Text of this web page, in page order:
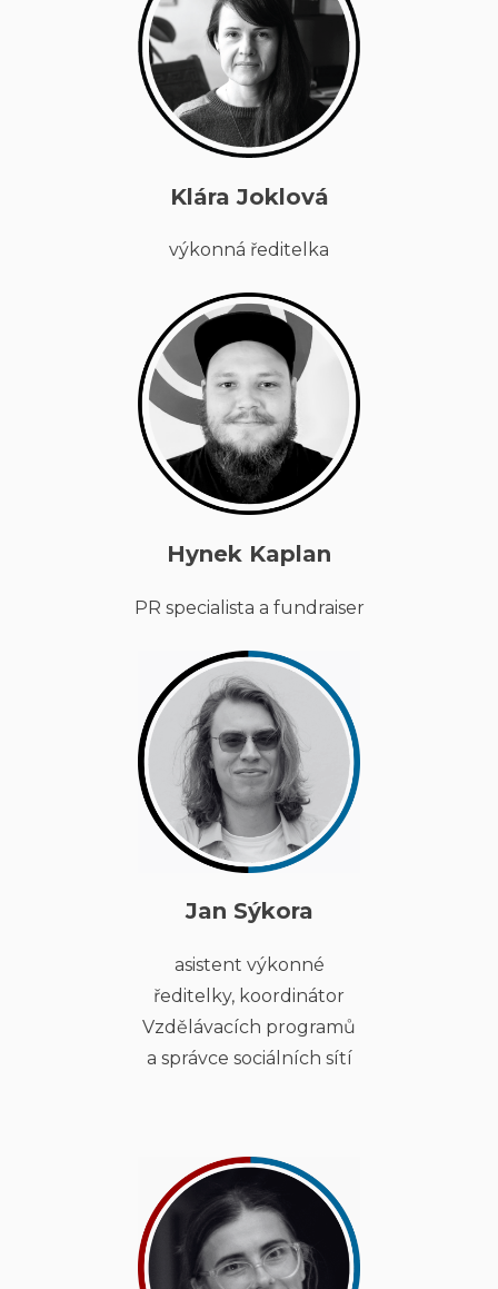
Klára Joklová
výkonná ředitelka
Hynek Kaplan
PR specialista a fundraiser
Jan Sýkora
asistent výkonné
ředitelky, koordinátor
Vzdělávacích programů
a správce sociálních sítí